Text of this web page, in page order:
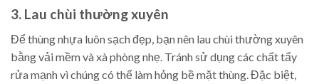
3. Lau chùi thường xuyên
Để thùng nhựa luôn sạch đẹp, bạn nên lau chùi thường xuyên
bằng vải mềm và xà phòng nhẹ. Tránh sử dụng các chất tẩy
rửa mạnh vì chúng có thể làm hỏng bề mặt thùng. Đặc biệt,